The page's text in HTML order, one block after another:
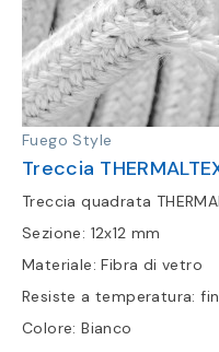
Fuego Style
Treccia
Treccia quadrata
Sezione: 12x12 mm
Materiale: Fibra di vetro
Resiste a temperatura:
Colore: Bianco